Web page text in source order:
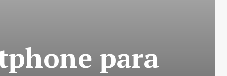
para